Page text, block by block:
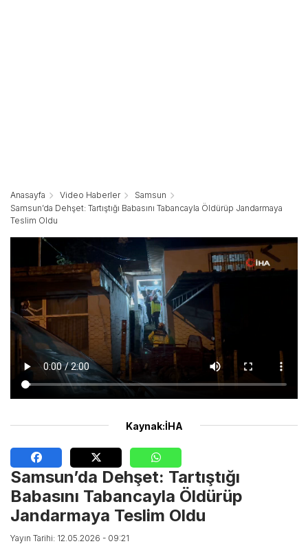
Anasayfa Video Haberler
Samsun
Samsun’da Dehşet: Tartıştığı Babasını Tabancayla Öldürüp Jandarmaya
Teslim Oldu
Kaynak:İHA
Samsun’da Dehşet: Tartıştığı
Babasını Tabancayla Öldürüp
Jandarmaya Teslim Oldu
Yayın Tarihi: 12.05.2026 - 09:21